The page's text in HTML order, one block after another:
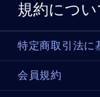
規約につい
特定商取引法に
会員規約